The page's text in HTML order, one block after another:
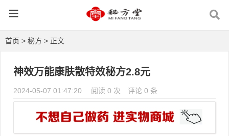
首页 > 秘方 > 正文
神效万能康肤散特效秘方2.8元
2024-05-07 01:47:20 阅读 0 次 评论 0 条